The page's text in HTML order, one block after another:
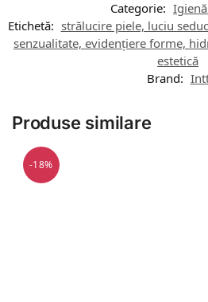
Categorie:
Etichetă: strălucire piele, luciu
senzualitate, evidențiere forme,
estetică
Brand:
Produse similare
-18%